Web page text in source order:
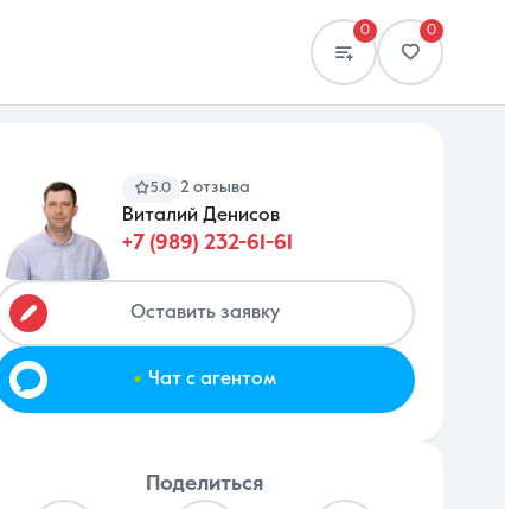
0 0
Сравнение
5.0 2 отзыва
Виталий Денисов
+7 (989) 232-61-61
Оставить заявку
. Чат с агентом
Поделиться